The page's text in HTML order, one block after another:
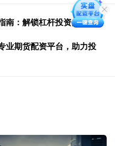
南：解锁杠杆投资的秘诀
业期货配资平台，助力投